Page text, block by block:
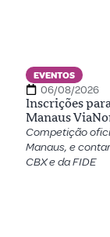
EVENTOS
06/08/2026
Inscrições
Manaus
Competição
Manaus, e
CBX e da FIDE